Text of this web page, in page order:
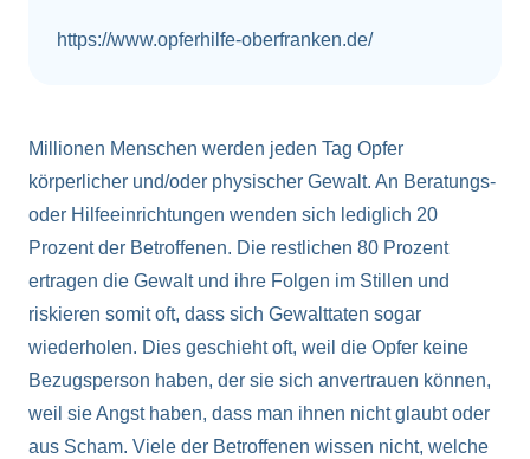
https://www.opferhilfe-oberfranken.de/
Millionen Menschen werden jeden Tag Opfer
körperlicher und/oder physischer Gewalt. An Beratungs-
oder Hilfeeinrichtungen wenden sich lediglich 20
Prozent der Betroffenen. Die restlichen 80 Prozent
ertragen die Gewalt und ihre Folgen im Stillen und
riskieren somit oft, dass sich Gewalttaten sogar
wiederholen. Dies geschieht oft, weil die Opfer keine
Bezugsperson haben, der sie sich anvertrauen können,
weil sie Angst haben, dass man ihnen nicht glaubt oder
aus Scham. Viele der Betroffenen wissen nicht, welche